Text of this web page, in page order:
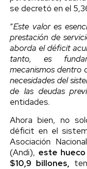
se decretó en el
“Este valor es
prestación de
aborda el déficit
tanto, es
mecanismos dentro
necesidades del
de las deudas
entidades.
Ahora bien, no
déficit en el
Asociación
(Andi), este
$10,9 billones,